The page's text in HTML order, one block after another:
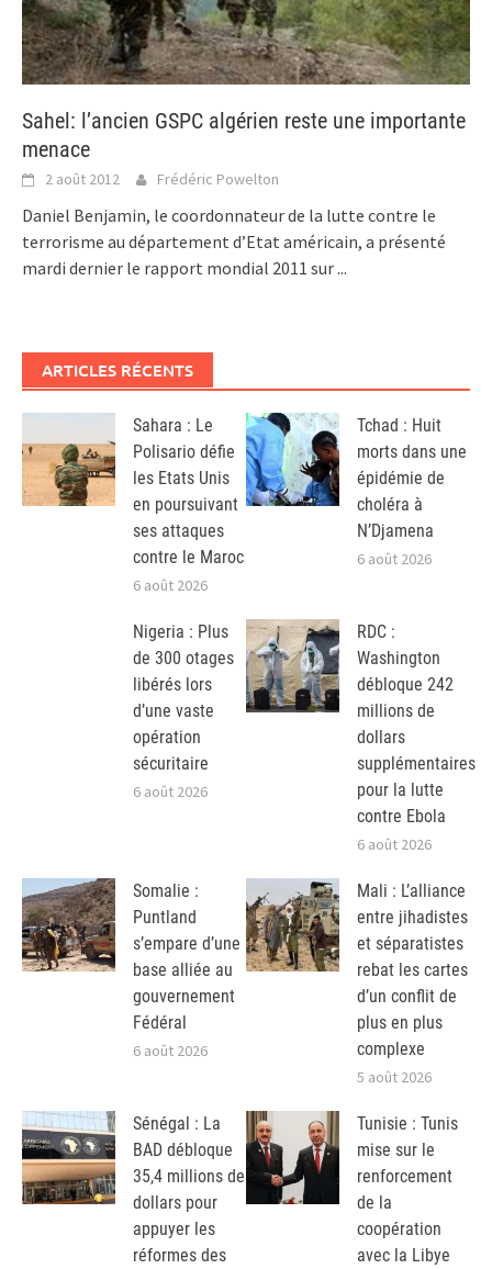
Sahel: l’ancien GSPC algérien reste une importante
menace
2 août 2012 Frédéric Powelton
Daniel Benjamin, le coordonnateur de la lutte contre le
terrorisme au département d’Etat américain, a présenté
mardi dernier le rapport mondial 2011 sur...
ARTICLES RÉCENTS
Sahara : Le
Polisario défie
les Etats Unis
en poursuivant
ses attaques
contre le Maroc
6 août 2026
Tchad : Huit
morts dans une
épidémie de
choléra à
N’Djamena
6 août 2026
Nigeria : Plus
de 300 otages
libérés lors
d’une vaste
opération
sécuritaire
6 août 2026
RDC :
Washington
débloque 242
millions de
dollars
supplémentaires
pour la lutte
contre Ebola
6 août 2026
Somalie :
Puntland
s’empare d’une
base alliée au
gouvernement
Fédéral
6 août 2026
Mali : L’alliance
entre jihadistes
et séparatistes
rebat les cartes
d’un conflit de
plus en plus
complexe
5 août 2026
Sénégal : La
BAD débloque
35,4 millions de
dollars pour
appuyer les
réformes des
Tunisie : Tunis
mise sur le
renforcement
de la
coopération
avec la Libye